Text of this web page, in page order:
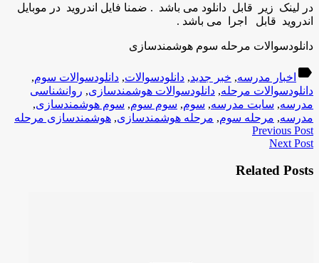
در لینک زیر قابل دانلود می باشد . ضمنا فایل اندروید در موبایل
اندروید قابل اجرا می باشد .
دانلودسوالات مرحله سوم هوشمندسازی
label اخبار مدرسه, خبر جدید, دانلودسوالات, دانلودسوالات سوم,
دانلودسوالات مرحله, دانلودسوالات هوشمندسازی, روانشناسی
مدرسه, سایت مدرسه, سوم, سوم سوم, سوم هوشمندسازی,
مدرسه, مرحله سوم, مرحله هوشمندسازی, هوشمندسازی مرحله
Previous Post
Next Post
Related Posts